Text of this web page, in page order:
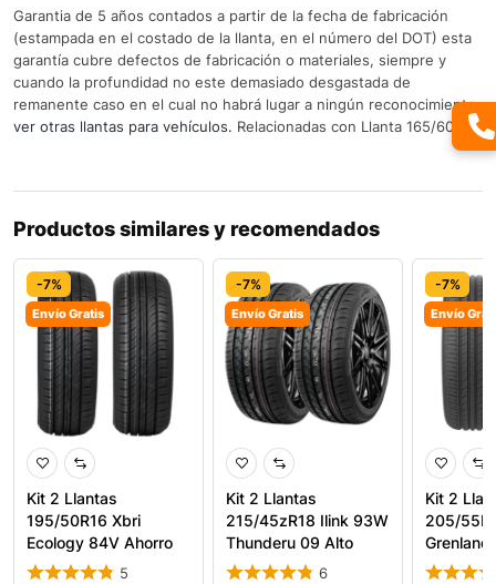
Garantia de 5 años contados a partir de la fecha de fabricación
(estampada en el costado de la llanta, en el número del DOT) esta
garantía cubre defectos de fabricación o materiales, siempre y
cuando la profundidad no este demasiado desgastada de
remanente caso en el cual no habrá lugar a ningún reconocimiento.
ver otras llantas para vehículos. Relacionadas con Llanta 165/60 R14
Productos similares y recomendados
-7%
Envío Gratis
Kit 2 Llantas
195/50R16 Xbri
Ecology 84V Ahorro
Gasolina
5
-7%
Envío Gratis
Kit 2 Llantas
215/45zR18 Ilink 93W
Thunderu 09 Alto
Agarr
6
-7%
Envío
Kit 2
205/
KingPro